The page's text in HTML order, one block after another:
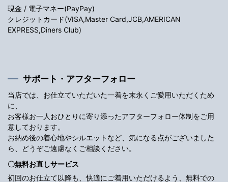
現金 / 電子マネー(PayPay)
クレジットカード(VISA,Master Card,JCB,AMERICAN
EXPRESS,Diners Club)
サポート・アフターフォロー
当店では、お仕立ていただいた一着を末永くご愛用いただくため
に、
お客様お一人おひとりに寄り添ったアフターフォロー体制をご用
意しております。
お納め後の着心地やシルエットなど、気になる点がございました
ら、どうぞご遠慮なくご相談ください。
〇無料お直しサービス
初回のお仕立て以降も、快適にご着用いただけるよう、無料での